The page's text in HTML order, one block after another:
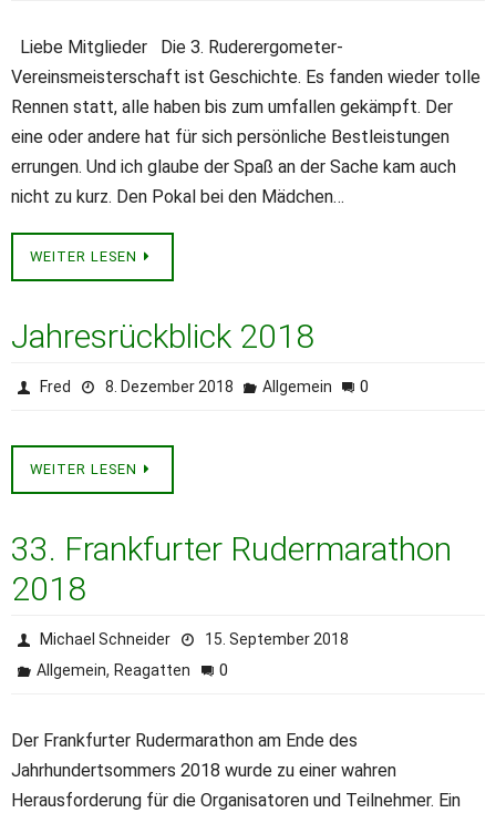
Liebe Mitglieder Die 3. Ruderergometer-
Vereinsmeisterschaft ist Geschichte. Es fanden wieder tolle
Rennen statt, alle haben bis zum umfallen gekämpft. Der
eine oder andere hat für sich persönliche Bestleistungen
errungen. Und ich glaube der Spaß an der Sache kam auch
nicht zu kurz. Den Pokal bei den Mädchen…
WEITER LESEN
Jahresrückblick 2018
Fred 8. Dezember 2018 Allgemein 0
WEITER LESEN
33. Frankfurter Rudermarathon
2018
Michael Schneider
15. September 2018
Allgemein,Reagatten 0
Der Frankfurter Rudermarathon am Ende des
Jahrhundertsommers 2018 wurde zu einer wahren
Herausforderung für die Organisatoren und Teilnehmer. Ein